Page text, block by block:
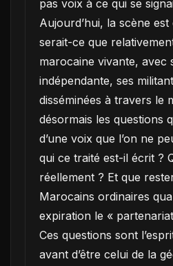
pas voix à ce qui se
Aujourd’hui, la scène
serait-ce que
marocaine vivante, avec
indépendante, ses
disséminées à travers le
désormais les questions
d’une voix que l’on ne
qui ce traité est-il écrit ?
réellement ? Et que
Marocains ordinaires
expiration le «
Ces questions sont
avant d’être celui de la